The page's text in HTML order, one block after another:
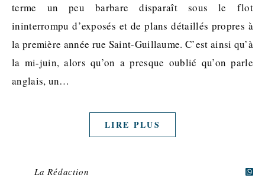
terme un peu barbare disparaît sous le flot
ininterrompu d’exposés et de plans détaillés propres à
la première année rue Saint-Guillaume. C’est ainsi qu’à
la mi-juin, alors qu’on a presque oublié qu’on parle
anglais, un…
LIRE PLUS
La Rédaction